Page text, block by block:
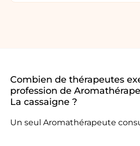
Combien de thérapeutes
profession de
La cassaigne ?
Un seul Aromathérapeute